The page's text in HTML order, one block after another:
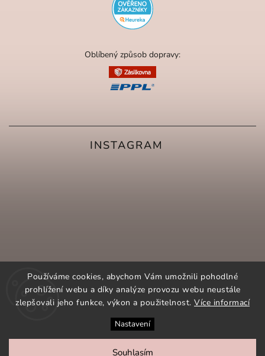
Používáme cookies, abychom Vám umožnili pohodlné
prohlížení webu a díky analýze provozu webu neustále
zlepšovali jeho funkce, výkon a použitelnost. Více informací
Nastavení
Souhlasím
INSTAGRAM
SLEDOVAT NA INSTAGRAMU
Oblíbený způsob dopravy: